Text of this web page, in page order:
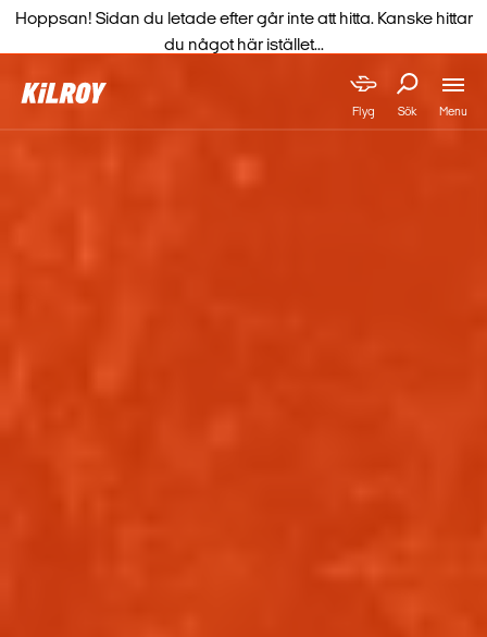
Flyg Sök Menu
Hoppsan! Sidan du letade efter går inte att hitta. Kanske hittar
du något här istället...